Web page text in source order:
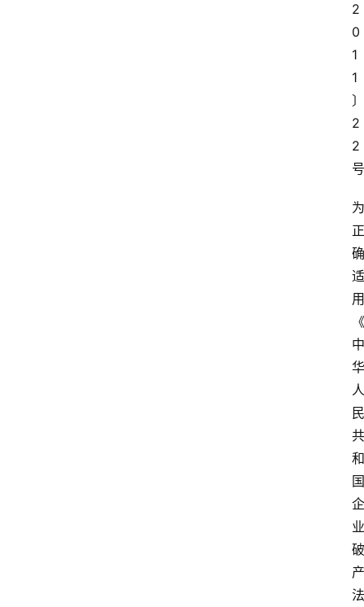
2
0
1
1
〕
2
2
号
为
正
确
适
用
《
中
华
人
民
共
和
国
企
业
破
产
法